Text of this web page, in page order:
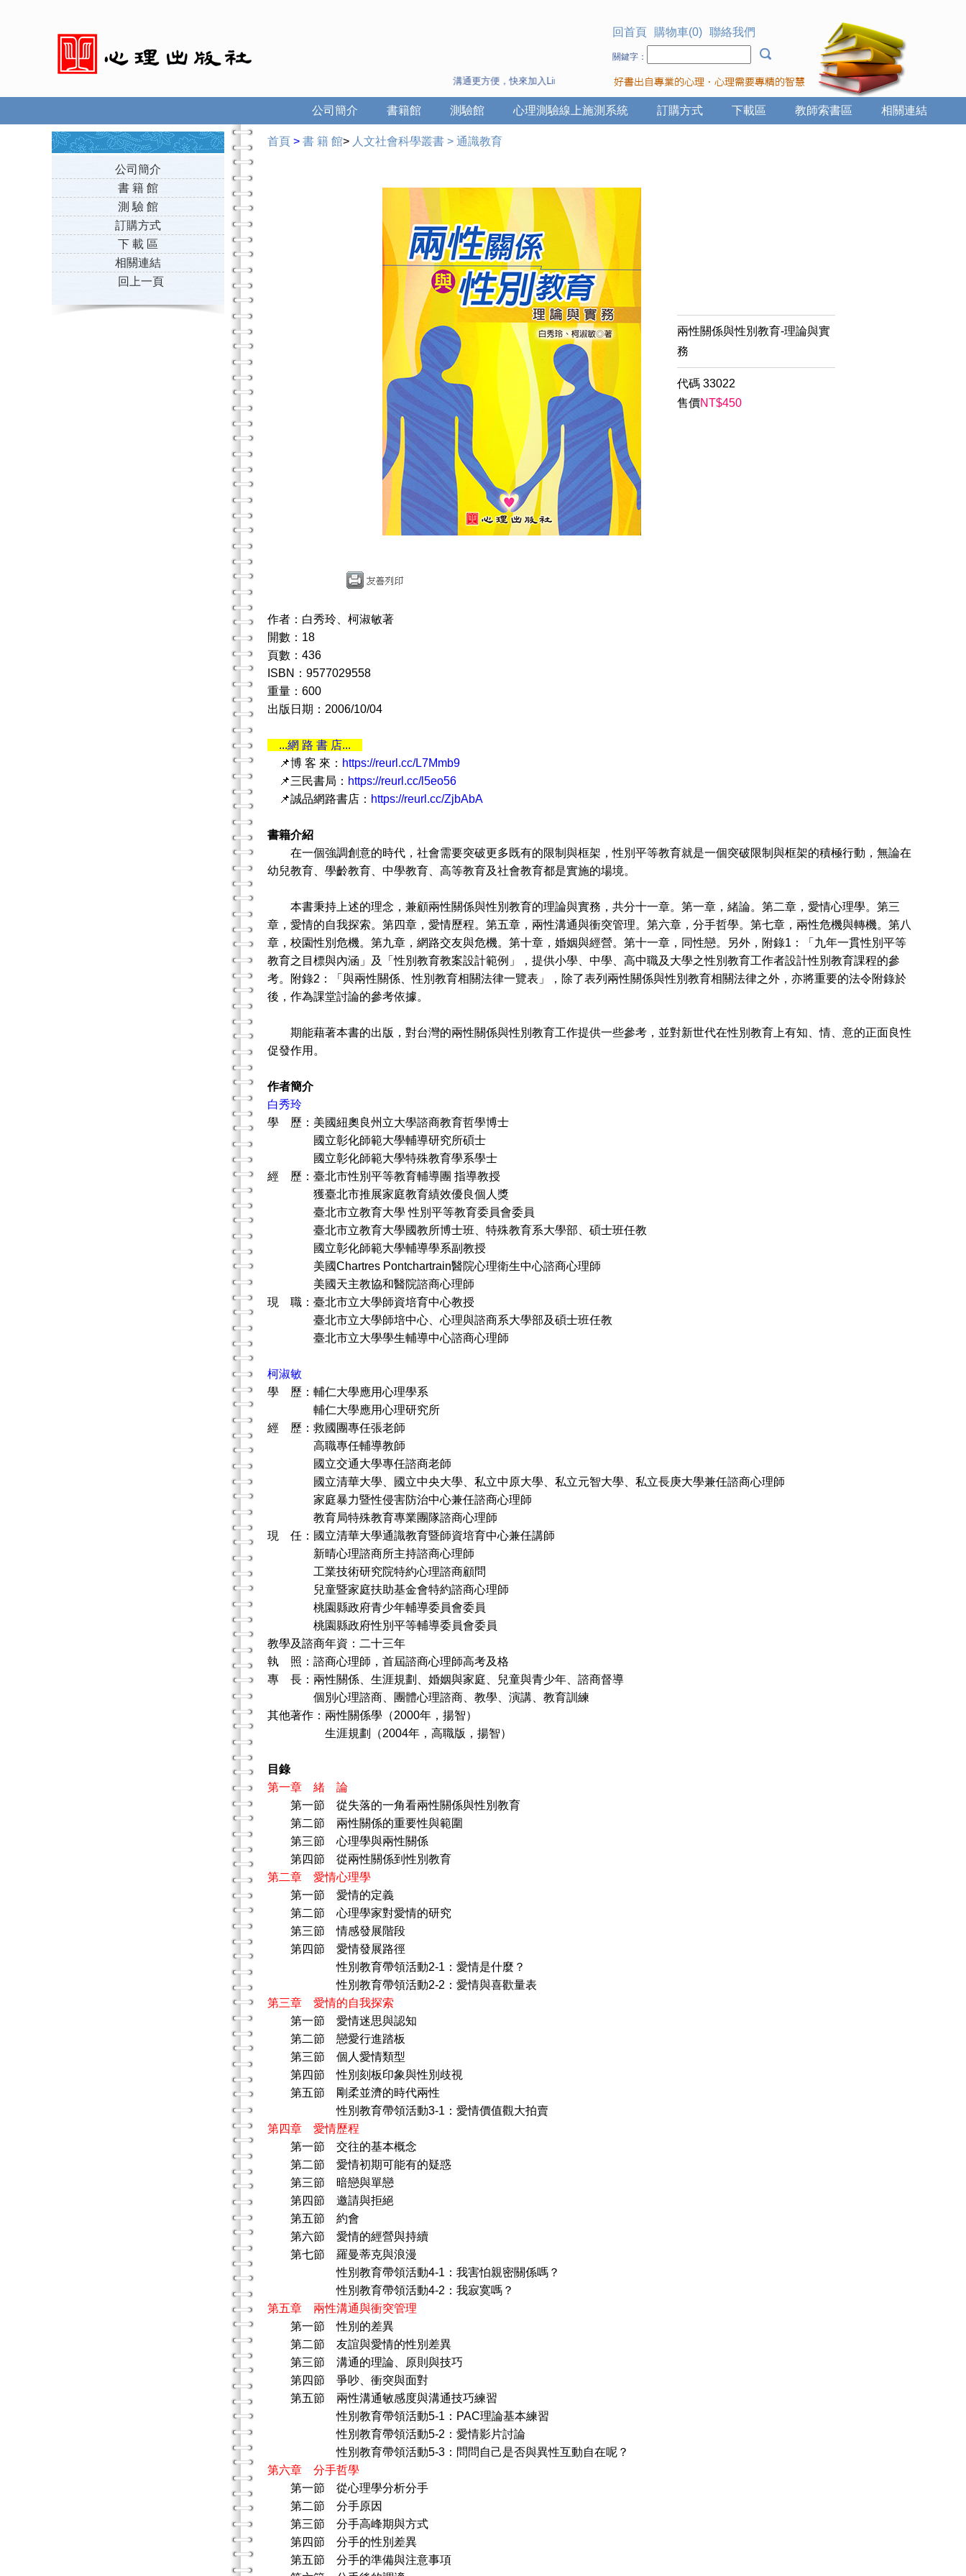
溝通更方便，快來加入Line 與 Wechat ~
回首頁 購物車(0) 聯絡我們
關鍵字：
相關連結
教師索書區
下載區
訂購方式
心理測驗線上施測系統
測驗館
書籍館
公司簡介
公司簡介
書 籍 館
測 驗 館
訂購方式
下 載 區
相關連結
回上一頁
首頁 > 書 籍 館> 人文社會科學叢書 > 通識教育
兩性關係與性別教育-理論與實
務
代碼 33022
售價NT$450
作者：白秀玲、柯淑敏著
開數：18
頁數：436
ISBN：9577029558
重量：600
出版日期：2006/10/04
...網 路 書 店...
📌博 客 來： https://reurl.cc/L7Mmb9
📌三民書局： https://reurl.cc/l5eo56
📌誠品網路書店： https://reurl.cc/ZjbAbA
書籍介紹
在一個強調創意的時代，社會需要突破更多既有的限制與框架，性別平等教育就是一個突破限制與框架的積極行動，無論在
幼兒教育、學齡教育、中學教育、高等教育及社會教育都是實施的場境。
本書秉持上述的理念，兼顧兩性關係與性別教育的理論與實務，共分十一章。第一章，緒論。第二章，愛情心理學。第三
章，愛情的自我探索。第四章，愛情歷程。第五章，兩性溝通與衝突管理。第六章，分手哲學。第七章，兩性危機與轉機。第八
章，校園性別危機。第九章，網路交友與危機。第十章，婚姻與經營。第十一章，同性戀。另外，附錄1：「九年一貫性別平等
教育之目標與內涵」及「性別教育教案設計範例」，提供小學、中學、高中職及大學之性別教育工作者設計性別教育課程的參
考。附錄2：「與兩性關係、性別教育相關法律一覽表」，除了表列兩性關係與性別教育相關法律之外，亦將重要的法令附錄於
後，作為課堂討論的參考依據。
期能藉著本書的出版，對台灣的兩性關係與性別教育工作提供一些參考，並對新世代在性別教育上有知、情、意的正面良性
促發作用。
作者簡介
白秀玲
學 歷：美國紐奧良州立大學諮商教育哲學博士
國立彰化師範大學輔導研究所碩士
國立彰化師範大學特殊教育學系學士
經 歷：臺北市性別平等教育輔導團 指導教授
獲臺北市推展家庭教育績效優良個人獎
臺北市立教育大學 性別平等教育委員會委員
臺北市立教育大學國教所博士班、特殊教育系大學部、碩士班任教
國立彰化師範大學輔導學系副教授
美國Chartres Pontchartrain醫院心理衛生中心諮商心理師
美國天主教協和醫院諮商心理師
現 職：臺北市立大學師資培育中心教授
臺北市立大學師培中心、心理與諮商系大學部及碩士班任教
臺北市立大學學生輔導中心諮商心理師
柯淑敏
學 歷：輔仁大學應用心理學系
輔仁大學應用心理研究所
經 歷：救國團專任張老師
高職專任輔導教師
國立交通大學專任諮商老師
國立清華大學、國立中央大學、私立中原大學、私立元智大學、私立長庚大學兼任諮商心理師
家庭暴力暨性侵害防治中心兼任諮商心理師
教育局特殊教育專業團隊諮商心理師
現 任：國立清華大學通識教育暨師資培育中心兼任講師
新晴心理諮商所主持諮商心理師
工業技術研究院特約心理諮商顧問
兒童暨家庭扶助基金會特約諮商心理師
桃園縣政府青少年輔導委員會委員
桃園縣政府性別平等輔導委員會委員
教學及諮商年資：二十三年
執 照：諮商心理師，首屆諮商心理師高考及格
專 長：兩性關係、生涯規劃、婚姻與家庭、兒童與青少年、諮商督導
個別心理諮商、團體心理諮商、教學、演講、教育訓練
其他著作：兩性關係學（2000年，揚智）
生涯規劃（2004年，高職版，揚智）
目錄
第一章 緒 論
第一節 從失落的一角看兩性關係與性別教育
第二節 兩性關係的重要性與範圍
第三節 心理學與兩性關係
第四節 從兩性關係到性別教育
第二章 愛情心理學
第一節 愛情的定義
第二節 心理學家對愛情的研究
第三節 情感發展階段
第四節 愛情發展路徑
性別教育帶領活動2-1：愛情是什麼？
性別教育帶領活動2-2：愛情與喜歡量表
第三章 愛情的自我探索
第一節 愛情迷思與認知
第二節 戀愛行進踏板
第三節 個人愛情類型
第四節 性別刻板印象與性別歧視
第五節 剛柔並濟的時代兩性
性別教育帶領活動3-1：愛情價值觀大拍賣
第四章 愛情歷程
第一節 交往的基本概念
第二節 愛情初期可能有的疑惑
第三節 暗戀與單戀
第四節 邀請與拒絕
第五節 約會
第六節 愛情的經營與持續
第七節 羅曼蒂克與浪漫
性別教育帶領活動4-1：我害怕親密關係嗎？
性別教育帶領活動4-2：我寂寞嗎？
第五章 兩性溝通與衝突管理
第一節 性別的差異
第二節 友誼與愛情的性別差異
第三節 溝通的理論、原則與技巧
第四節 爭吵、衝突與面對
第五節 兩性溝通敏感度與溝通技巧練習
性別教育帶領活動5-1：PAC理論基本練習
性別教育帶領活動5-2：愛情影片討論
性別教育帶領活動5-3：問問自己是否與異性互動自在呢？
第六章 分手哲學
第一節 從心理學分析分手
第二節 分手原因
第三節 分手高峰期與方式
第四節 分手的性別差異
第五節 分手的準備與注意事項